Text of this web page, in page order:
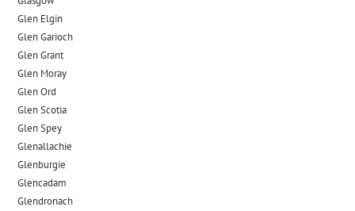
Glen Elgin
Glen Garioch
Glen Grant
Glen Moray
Glen Ord
Glen Scotia
Glen Spey
Glenallachie
Glenburgie
Glencadam
Glendronach